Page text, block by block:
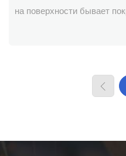
на поверхности бывает